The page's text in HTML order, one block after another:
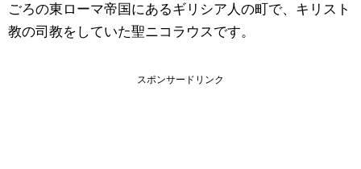
ごろの東ローマ帝国にあるギリシア人の町で、キリスト
教の司教をしていた聖ニコラウスです。
スポンサードリンク